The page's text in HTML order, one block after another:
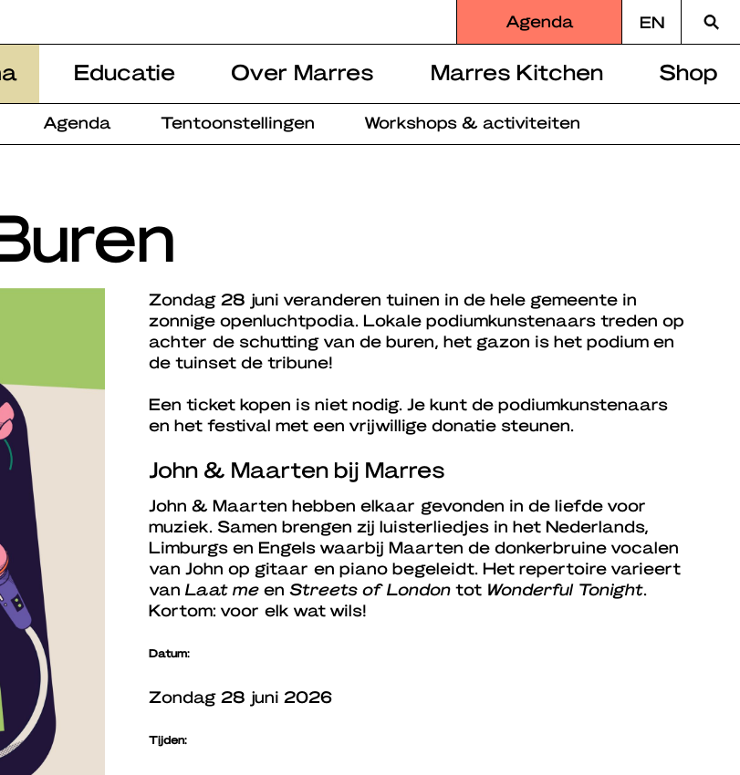
Agenda EN
naar
Agenda Tentoonstellingen Workshops & activiteiten
Educatie Over Marres Marres Kitchen Shop
Zondag 28 juni veranderen tuinen in de hele gemeente in
zonnige openluchtpodia. Lokale podiumkunstenaars treden op
achter de schutting van de buren, het gazon is het podium en
de tuinset de tribune!
Een ticket kopen is niet nodig. Je kunt de podiumkunstenaars
en het festival met een vrijwillige donatie steunen.
John & Maarten bij Marres
John & Maarten hebben elkaar gevonden in de liefde voor
muziek. Samen brengen zij luisterliedjes in het Nederlands,
Limburgs en Engels waarbij Maarten de donkerbruine vocalen
van John op gitaar en piano begeleidt. Het repertoire varieert
van Laat me en Streets of London tot Wonderful Tonight
Kortom: voor elk wat wils!
Datum:
Zondag 28 juni 2026
Tijden: